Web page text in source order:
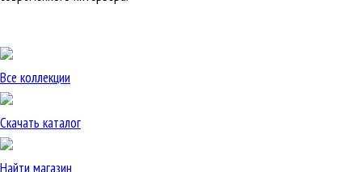
Все коллекции
Скачать каталог
Найти магазин